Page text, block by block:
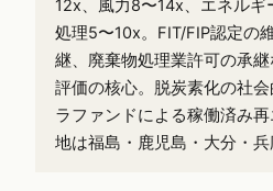
12x、風力8〜14x、エネル
処理5〜10x。FIT/FIP認定の
継、廃棄物処理業許可の承
評価の核心。脱炭素化の社
ラファンドによる稼働済み
地は福島・鹿児島・大分・兵